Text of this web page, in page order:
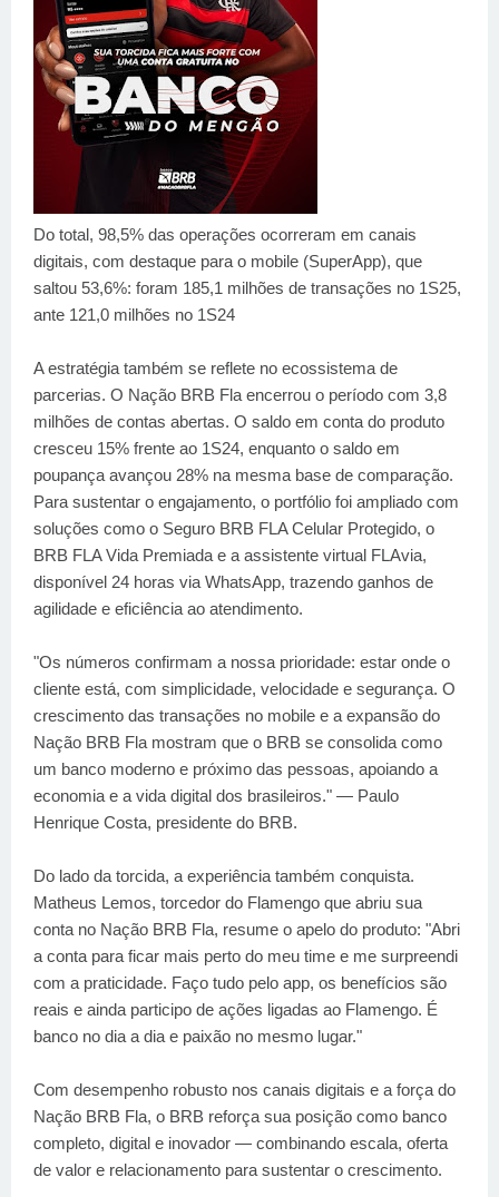
Do total, 98,5% das operações ocorreram em canais
digitais, com destaque para o mobile (SuperApp), que
saltou 53,6%: foram 185,1 milhões de transações no 1S25,
ante 121,0 milhões no 1S24
A estratégia também se reflete no ecossistema de
parcerias. O Nação BRB Fla encerrou o período com 3,8
milhões de contas abertas. O saldo em conta do produto
cresceu 15% frente ao 1S24, enquanto o saldo em
poupança avançou 28% na mesma base de comparação.
Para sustentar o engajamento, o portfólio foi ampliado com
soluções como o Seguro BRB FLA Celular Protegido, o
BRB FLA Vida Premiada e a assistente virtual FLAvia,
disponível 24 horas via WhatsApp, trazendo ganhos de
agilidade e eficiência ao atendimento.
"Os números confirmam a nossa prioridade: estar onde o
cliente está, com simplicidade, velocidade e segurança. O
crescimento das transações no mobile e a expansão do
Nação BRB Fla mostram que o BRB se consolida como
um banco moderno e próximo das pessoas, apoiando a
economia e a vida digital dos brasileiros." — Paulo
Henrique Costa, presidente do BRB.
Do lado da torcida, a experiência também conquista.
Matheus Lemos, torcedor do Flamengo que abriu sua
conta no Nação BRB Fla, resume o apelo do produto: "Abri
a conta para ficar mais perto do meu time e me surpreendi
com a praticidade. Faço tudo pelo app, os benefícios são
reais e ainda participo de ações ligadas ao Flamengo. É
banco no dia a dia e paixão no mesmo lugar."
Com desempenho robusto nos canais digitais e a força do
Nação BRB Fla, o BRB reforça sua posição como banco
completo, digital e inovador — combinando escala, oferta
de valor e relacionamento para sustentar o crescimento.